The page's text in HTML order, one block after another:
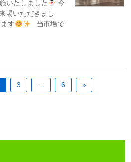
いたしました
今
場いただきまし
す
当市場で
3 … 6 »